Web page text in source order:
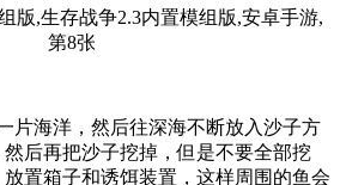
片海洋，然后往深海不断放入沙子方
后再把沙子挖掉，但是不要全部挖
置箱子和诱饵装置，这样周围的鱼会